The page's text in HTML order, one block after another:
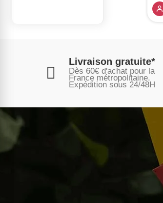
Livraison gratuite*
Dès 60€ d'achat pour la
France métropolitaine.
Expédition sous 24/48H